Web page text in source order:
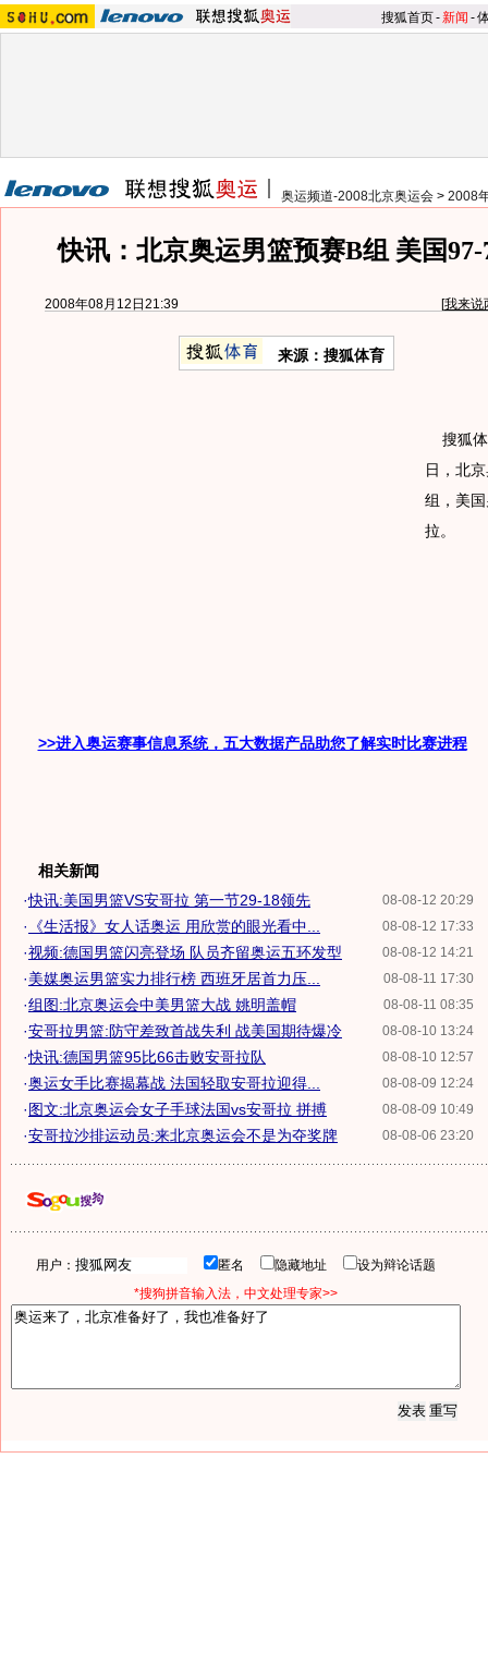
搜狐首页-新闻 -
奥运频道-2008北京奥运会 > 2008
快讯：北京奥运男篮预赛B组 美国
2008年08月12日21:39 [我来说
来源：搜狐体育
搜狐体
日，北
组，美
拉。
>>进入奥运赛事信息系统，五大数据产品助您了解实时比赛进程
相关新闻
08-08-12 20:29
·快讯:美国男篮VS安哥拉 第一节29-18领先
08-08-12 17:33
· 《生活报》女人话奥运 用欣赏的眼光看中...
08-08-12 14:21
·视频:德国男篮闪亮登场 队员齐留奥运五环发型
08-08-11 17:30
·美媒奥运男篮实力排行榜 西班牙居首力压...
08-08-11 08:35
·组图:北京奥运会中美男篮大战 姚明盖帽
08-08-10 13:24
·安哥拉男篮:防守差致首战失利 战美国期待爆冷
08-08-10 12:57
·快讯:德国男篮95比66击败安哥拉队
08-08-09 12:24
·奥运女手比赛揭幕战 法国轻取安哥拉迎得...
08-08-09 10:49
·图文:北京奥运会女子手球法国vs安哥拉 拼搏
08-08-06 23:20
·安哥拉沙排运动员:来北京奥运会不是为夺奖牌
用户： 匿名 隐藏地址
设为辩论话题
*搜狗拼音输入法，中文处理专家>>